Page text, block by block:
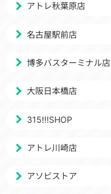
アトレ秋葉原店
名古屋駅前店
博多バスターミナル店
大阪日本橋店
315!!!SHOP
アトレ川崎店
アソビストア